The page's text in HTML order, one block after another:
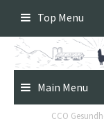
content
Top Menu
Main Menu
CCO